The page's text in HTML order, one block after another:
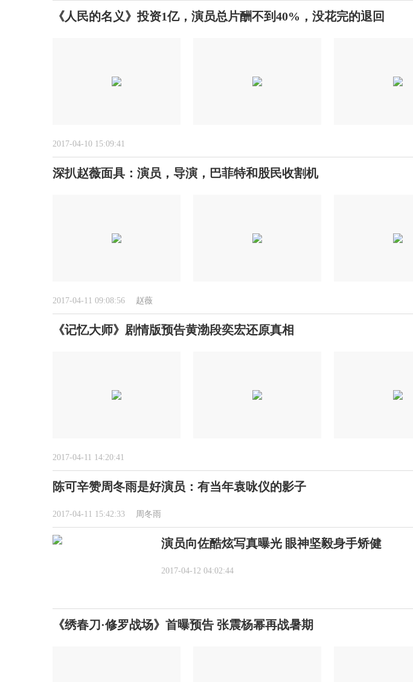
《人民的名义》投资1亿，演员总片酬不到40%，没花完的退回
2017-04-10 15:09:41
深扒赵薇面具：演员，导演，巴菲特和股民收割机
2017-04-11 09:08:56 赵薇
《记忆大师》剧情版预告黄渤段奕宏还原真相
2017-04-11 14:20:41
陈可辛赞周冬雨是好演员：有当年袁咏仪的影子
2017-04-11 15:42:33 周冬雨
演员向佐酷炫写真曝光 眼神坚毅身手矫健
2017-04-12 04:02:44
《绣春刀·修罗战场》首曝预告 张震杨幂再战暑期